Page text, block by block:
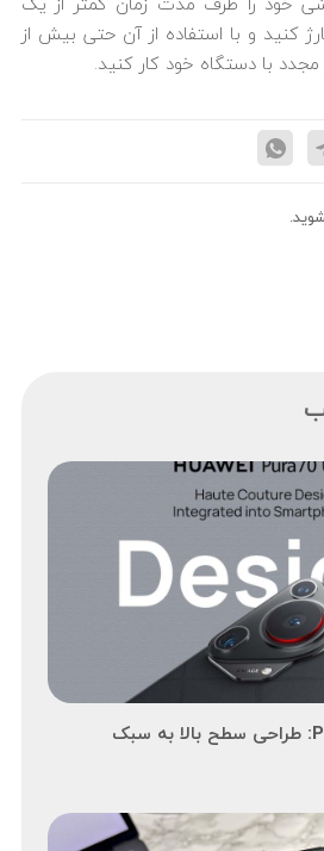
کنید و با استفاده از آن حتی بیش از
با دستگاه خود کار کنید.
.
هوآوی Pura 70 Ultra: طراحی سطح بالا به سبک